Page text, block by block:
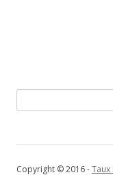
Copyright © 2016 -